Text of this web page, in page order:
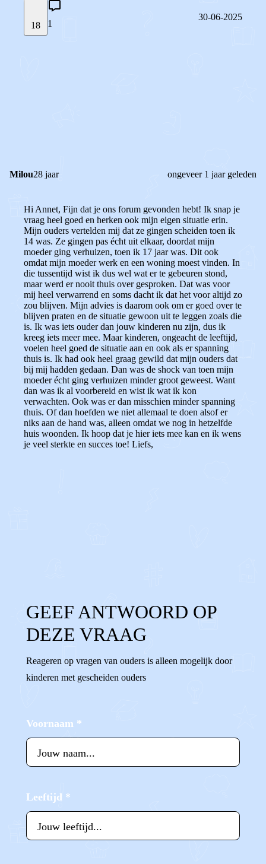
18 1
30-06-2025
Milou28 jaar ongeveer 1 jaar geleden
Hi Annet, Fijn dat je ons forum gevonden hebt! Ik snap je
vraag heel goed en herken ook mijn eigen situatie erin.
Mijn ouders vertelden mij dat ze gingen scheiden toen ik
14 was. Ze gingen pas écht uit elkaar, doordat mijn
moeder ging verhuizen, toen ik 17 jaar was. Dit ook
omdat mijn moeder werk en een woning moest vinden. In
die tussentijd wist ik dus wel wat er te gebeuren stond,
maar werd er nooit thuis over gesproken. Dat was voor
mij heel verwarrend en soms dacht ik dat het voor altijd zo
zou blijven. Mijn advies is daarom ook om er goed over te
blijven praten en de situatie gewoon uit te leggen zoals die
is. Ik was iets ouder dan jouw kinderen nu zijn, dus ik
kreeg iets meer mee. Maar kinderen, ongeacht de leeftijd,
voelen heel goed de situatie aan en ook als er spanning
thuis is. Ik had ook heel graag gewild dat mijn ouders dat
bij mij hadden gedaan. Dan was de shock van toen mijn
moeder écht ging verhuizen minder groot geweest. Want
dan was ik al voorbereid en wist ik wat ik kon
verwachten. Ook was er dan misschien minder spanning
thuis. Of dan hoefden we niet allemaal te doen alsof er
niks aan de hand was, alleen omdat we nog in hetzelfde
huis woonden. Ik hoop dat je hier iets mee kan en ik wens
je veel sterkte en succes toe! Liefs,
GEEF ANTWOORD OP
DEZE VRAAG
Reageren op vragen van ouders is alleen mogelijk door
kinderen met gescheiden ouders
Voornaam *
Leeftijd *